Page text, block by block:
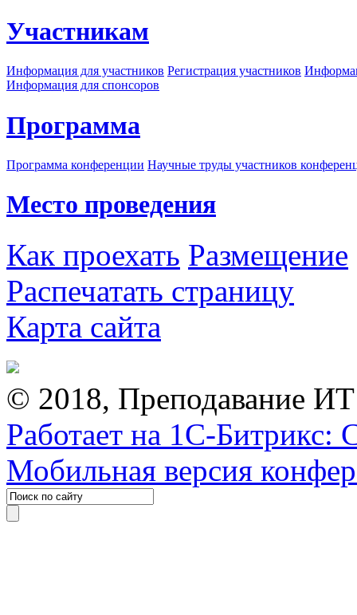
Участникам
Информация для участников Регистрация участников
Информация для спонсоров
Программа
Программа конференции Научные труды участников
Место проведения
Как проехать Размещение
Распечатать страницу
Карта сайта
© 2018, Преподавание
Работает на 1С-Битрикс:
Мобильная версия